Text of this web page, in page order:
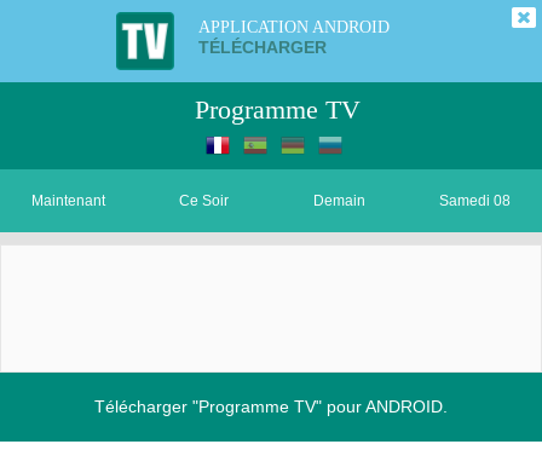
APPLICATION ANDROID
TÉLÉCHARGER
Programme TV
Maintenant Ce Soir Demain Samedi 08
Télécharger "Programme TV" pour ANDROID.